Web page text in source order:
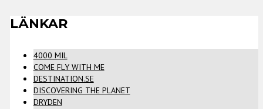
LÄNKAR
4000 MIL
COME FLY WITH ME
DESTINATION.SE
DISCOVERING THE PLANET
DRYDEN